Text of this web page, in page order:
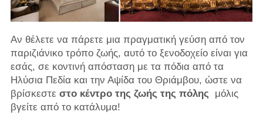
Αν θέλετε να πάρετε μια πραγματική γεύση από τον
παριζιάνικο τρόπο ζωής, αυτό το ξενοδοχείο είναι για
εσάς, σε κοντινή απόσταση με τα πόδια από τα
Ηλύσια Πεδία και την Αψίδα του Θριάμβου, ώστε να
βρίσκεστε στο κέντρο της ζωής της πόλης μόλις
βγείτε από το κατάλυμα!